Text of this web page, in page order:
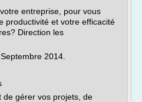
entreprise, pour vous
productivité et votre efficacité
Direction les
2014.
de gérer vos projets, de